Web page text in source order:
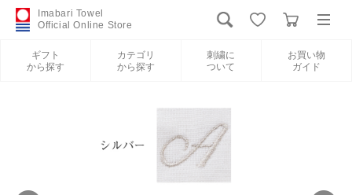
Imabari Towel
Official Online Store
ギフト
から探す
カテゴリ
から探す
刺繍に
ついて
お買い物
ガイド
新規会員登録